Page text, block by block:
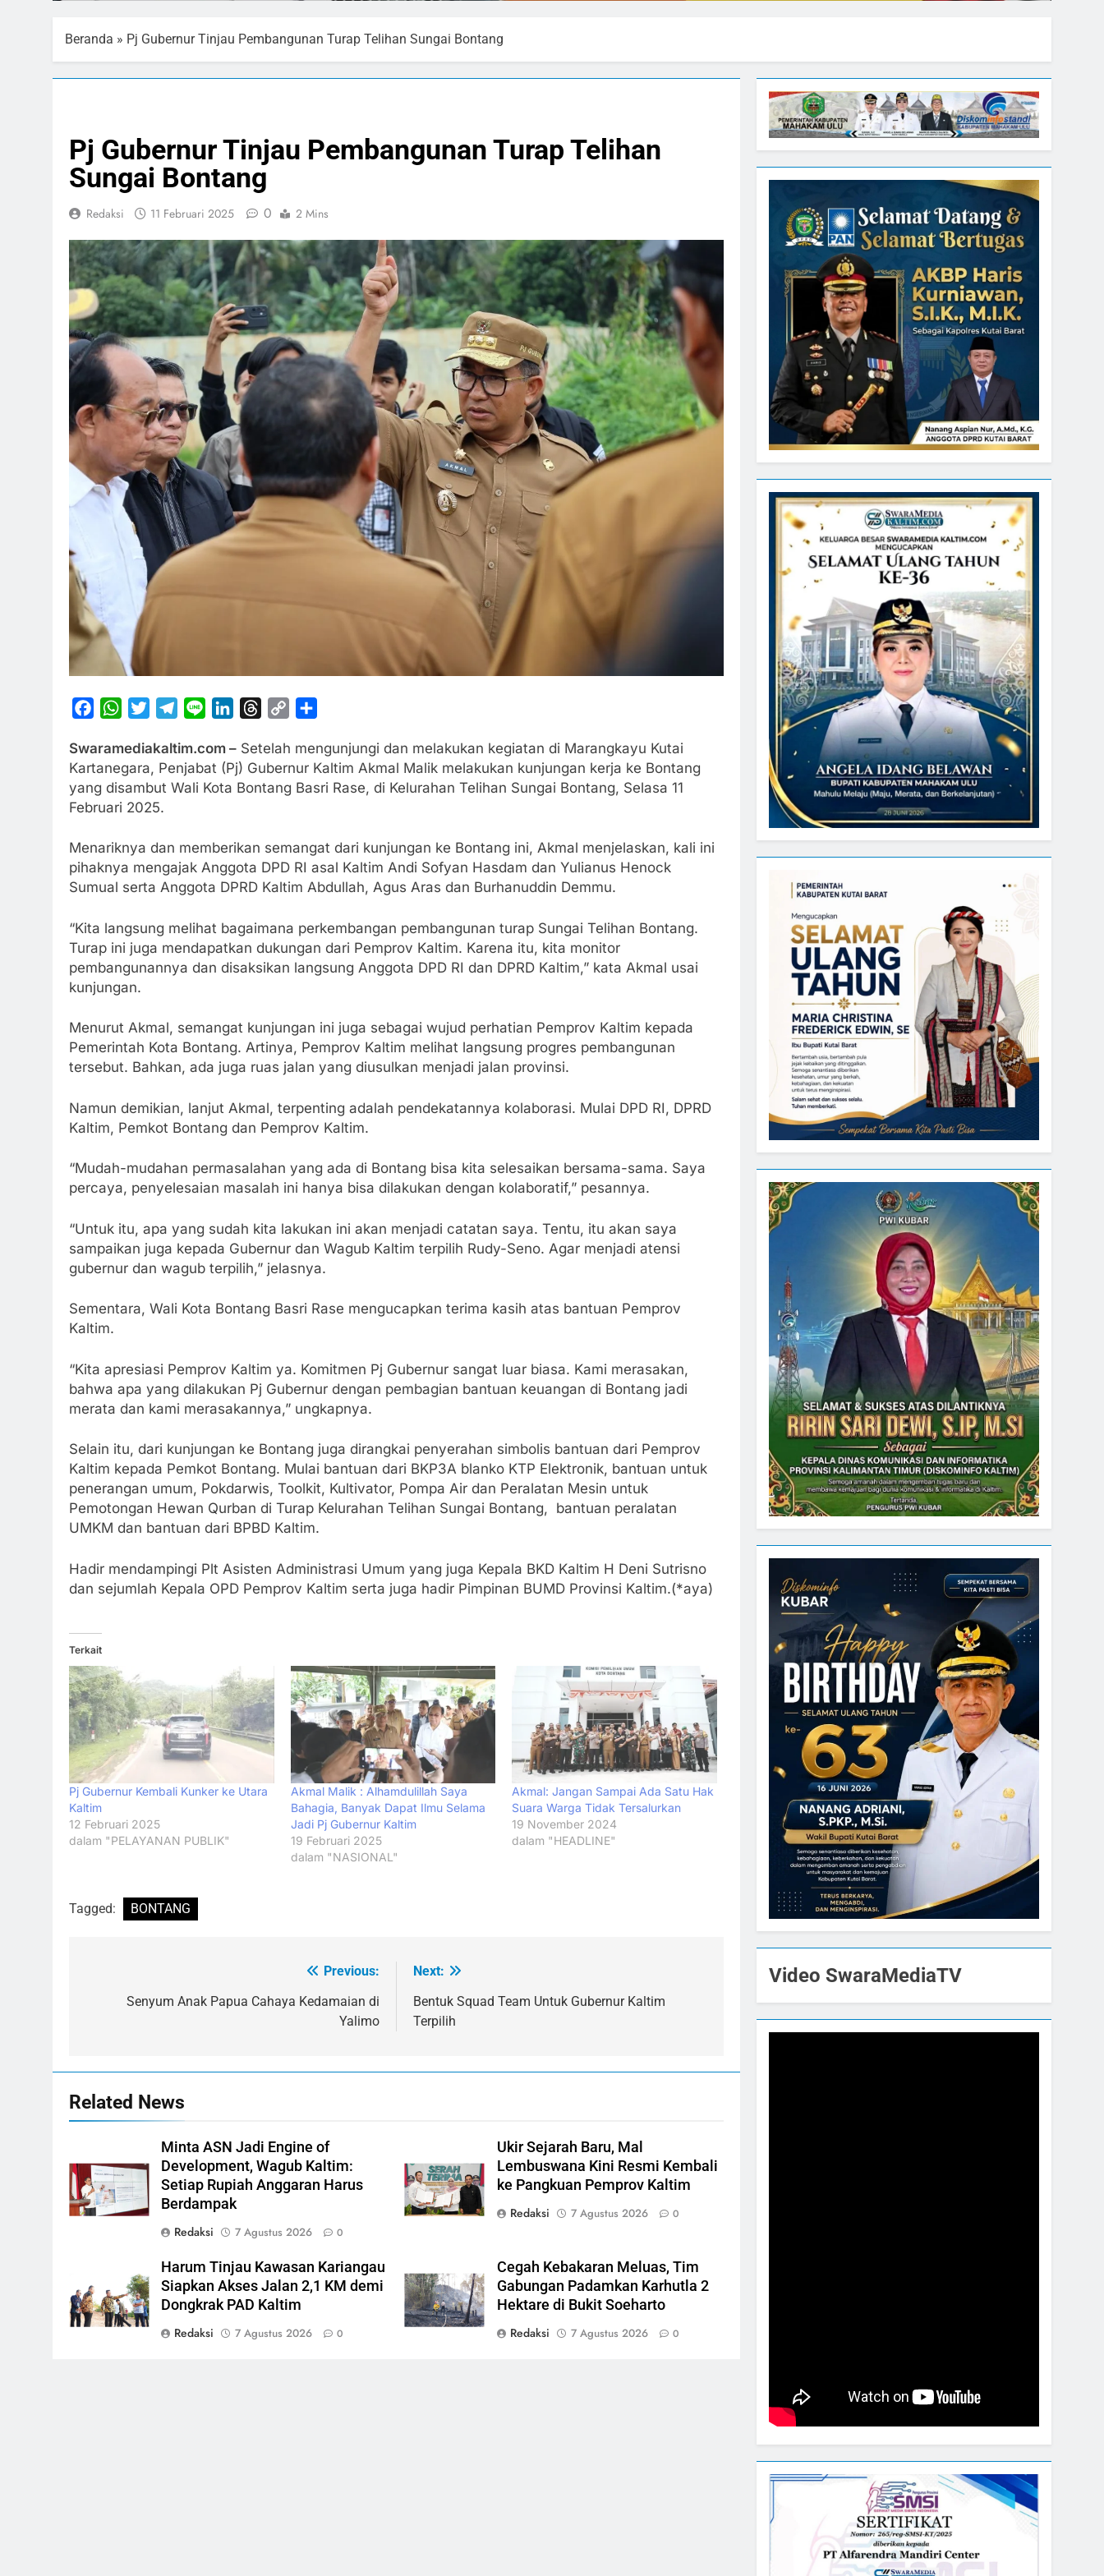
Beranda » Pj Gubernur Tinjau Pembangunan Turap Telihan Sungai Bontang
Pj Gubernur Tinjau Pembangunan Turap Telihan
Sungai Bontang
Redaksi 11 Februari 2025 0 2 Mins
FacebookWhatsApp
TwitterTelegram
Line LinkedInThreads
Copy
Swaramediakaltim.com – Setelah mengunjungi dan melakukan kegiatan di Marangkayu Kutai
Kartanegara, Penjabat (Pj) Gubernur Kaltim Akmal Malik melakukan kunjungan kerja ke Bontang
yang disambut Wali Kota Bontang Basri Rase, di Kelurahan Telihan Sungai Bontang, Selasa 11
Februari 2025.
Menariknya dan memberikan semangat dari kunjungan ke Bontang ini, Akmal menjelaskan, kali ini
pihaknya mengajak Anggota DPD RI asal Kaltim Andi Sofyan Hasdam dan Yulianus Henock
Sumual serta Anggota DPRD Kaltim Abdullah, Agus Aras dan Burhanuddin Demmu.
“Kita langsung melihat bagaimana perkembangan pembangunan turap Sungai Telihan Bontang.
Turap ini juga mendapatkan dukungan dari Pemprov Kaltim. Karena itu, kita monitor
pembangunannya dan disaksikan langsung Anggota DPD RI dan DPRD Kaltim,” kata Akmal usai
kunjungan.
Menurut Akmal, semangat kunjungan ini juga sebagai wujud perhatian Pemprov Kaltim kepada
Pemerintah Kota Bontang. Artinya, Pemprov Kaltim melihat langsung progres pembangunan
tersebut. Bahkan, ada juga ruas jalan yang diusulkan menjadi jalan provinsi.
Namun demikian, lanjut Akmal, terpenting adalah pendekatannya kolaborasi. Mulai DPD RI, DPRD
Kaltim, Pemkot Bontang dan Pemprov Kaltim.
“Mudah-mudahan permasalahan yang ada di Bontang bisa kita selesaikan bersama-sama. Saya
percaya, penyelesaian masalah ini hanya bisa dilakukan dengan kolaboratif,” pesannya.
“Untuk itu, apa yang sudah kita lakukan ini akan menjadi catatan saya. Tentu, itu akan saya
sampaikan juga kepada Gubernur dan Wagub Kaltim terpilih Rudy-Seno. Agar menjadi atensi
gubernur dan wagub terpilih,” jelasnya.
Sementara, Wali Kota Bontang Basri Rase mengucapkan terima kasih atas bantuan Pemprov
Kaltim.
“Kita apresiasi Pemprov Kaltim ya. Komitmen Pj Gubernur sangat luar biasa. Kami merasakan,
bahwa apa yang dilakukan Pj Gubernur dengan pembagian bantuan keuangan di Bontang jadi
merata dan kami merasakannya,” ungkapnya.
Selain itu, dari kunjungan ke Bontang juga dirangkai penyerahan simbolis bantuan dari Pemprov
Kaltim kepada Pemkot Bontang. Mulai bantuan dari BKP3A blanko KTP Elektronik, bantuan untuk
penerangan umum, Pokdarwis, Toolkit, Kultivator, Pompa Air dan Peralatan Mesin untuk
Pemotongan Hewan Qurban di Turap Kelurahan Telihan Sungai Bontang, bantuan peralatan
UMKM dan bantuan dari BPBD Kaltim.
Hadir mendampingi Plt Asisten Administrasi Umum yang juga Kepala BKD Kaltim H Deni Sutrisno
dan sejumlah Kepala OPD Pemprov Kaltim serta juga hadir Pimpinan BUMD Provinsi Kaltim.(*aya)
Terkait
Pj Gubernur Kembali Kunker ke Utara
Kaltim
12 Februari 2025
dalam "PELAYANAN PUBLIK"
Akmal Malik : Alhamdulillah Saya
Bahagia, Banyak Dapat Ilmu Selama
Jadi Pj Gubernur Kaltim
19 Februari 2025
dalam "NASIONAL"
Akmal: Jangan Sampai Ada Satu Hak
Suara Warga Tidak Tersalurkan
19 November 2024
dalam "HEADLINE"
Tagged: BONTANG
Previous:
Senyum Anak Papua Cahaya Kedamaian di
Yalimo
Next:
Bentuk Squad Team Untuk Gubernur Kaltim
Terpilih
Related News
Minta ASN Jadi Engine of
Development, Wagub Kaltim:
Setiap Rupiah Anggaran Harus
Berdampak
Redaksi
7 Agustus 2026 0
Ukir Sejarah Baru, Mal
Lembuswana Kini Resmi Kembali
ke Pangkuan Pemprov Kaltim
Redaksi
7 Agustus 2026 0
Harum Tinjau Kawasan Kariangau
Siapkan Akses Jalan 2,1 KM demi
Dongkrak PAD Kaltim
Redaksi
7 Agustus 2026 0
Cegah Kebakaran Meluas, Tim
Gabungan Padamkan Karhutla 2
Hektare di Bukit Soeharto
Redaksi
7 Agustus 2026 0
Video SwaraMediaTV